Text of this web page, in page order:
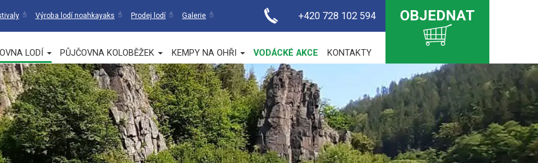
Výroba lodí noahkayaks Prodej lodí Galerie +420 728 102 594
LODÍ PŮJČOVNA KOLOBĚŽEK KEMPY NA OHŘI VODÁCKÉ AKCE KONTAKTY
OBJEDNAT